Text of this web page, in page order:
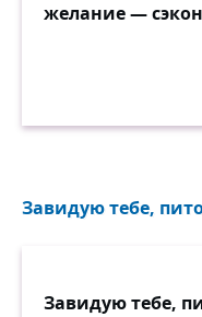
желание —
Завидую тебе,
Завидую тебе,